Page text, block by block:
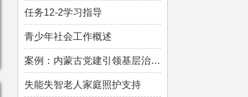
任务12-2学习指导
青少年社会工作概述
案例：内蒙古党建引领基层治理的创新实践.mp4
失能失智老人家庭照护支持